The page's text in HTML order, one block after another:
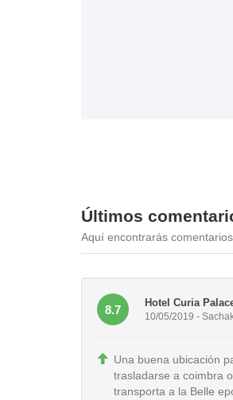
Últimos
Aquí encontrarás
8.7
Hotel Curia
10/05/2019 -
Una buena ubicación
trasladarse a coimbra
transporta a la Belle